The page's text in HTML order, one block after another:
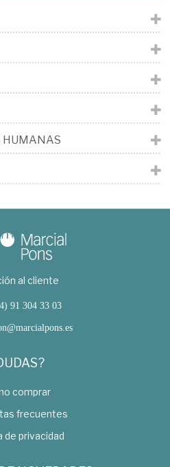
HUMANAS
al cliente
91 304 33 03
comprar
frecuentes
de privacidad